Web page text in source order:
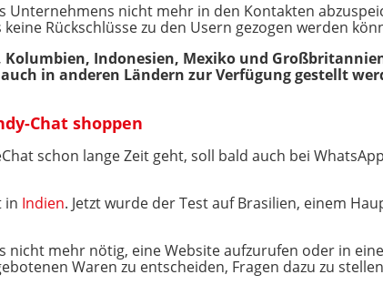
nicht mehr in den Kontakten
Rückschlüsse zu den Usern gezogen werden
Indonesien, Mexiko und
in anderen Ländern zur Verfügung gestellt
Chat shoppen
schon lange Zeit geht, soll bald auch bei
in Indien. Jetzt wurde der Test auf Brasilien, einem
mehr nötig, eine Website aufzurufen oder in
Waren zu entscheiden, Fragen dazu zu